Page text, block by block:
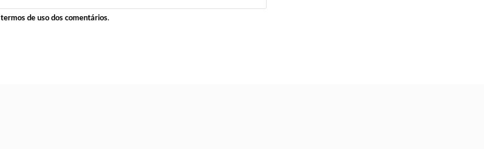
termos de uso dos comentários.